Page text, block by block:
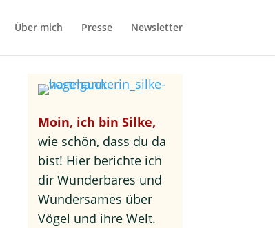
Über mich Presse Newsletter
Moin, ich bin Silke,
wie schön, dass du da
bist! Hier berichte ich
dir Wunderbares und
Wundersames über
Vögel und ihre Welt.